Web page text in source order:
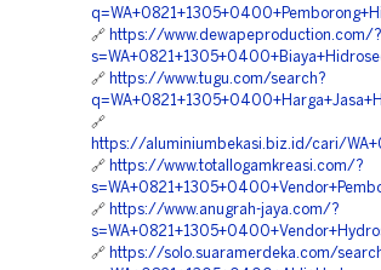
🔗 https://www.dewapeproduction.com/?
🔗 https://www.tugu.com/search?
🔗
https://aluminiumbekasi.biz.id/cari/
🔗 https://www.totallogamkreasi.com/?
🔗 https://www.anugrah-jaya.com/?
🔗 https://solo.suaramerdeka.com/